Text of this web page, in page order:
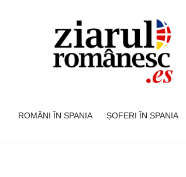
ROMÂNI ÎN SPANIA ȘOFERI ÎN SPANIA